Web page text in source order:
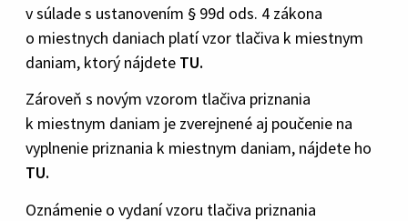
v súlade s ustanovením § 99d ods. 4 zákona
o miestnych daniach platí vzor tlačiva k miestnym
daniam, ktorý nájdete TU.
Zároveň s novým vzorom tlačiva priznania
k miestnym daniam je zverejnené aj poučenie na
vyplnenie priznania k miestnym daniam, nájdete ho
TU.
Oznámenie o vydaní vzoru tlačiva priznania